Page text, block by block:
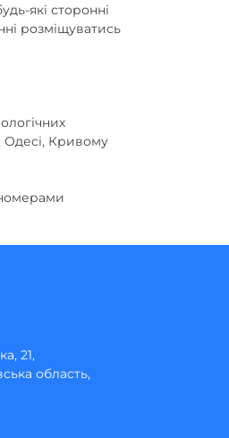
які сторонні
розміщуватись
Одесі, Кривому
21,
область,